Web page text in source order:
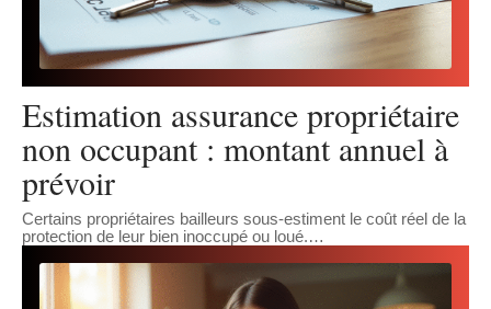
Estimation assurance propriétaire
non occupant : montant annuel à
prévoir
Certains propriétaires bailleurs sous-estiment le coût réel de la
protection de leur bien inoccupé ou loué.…